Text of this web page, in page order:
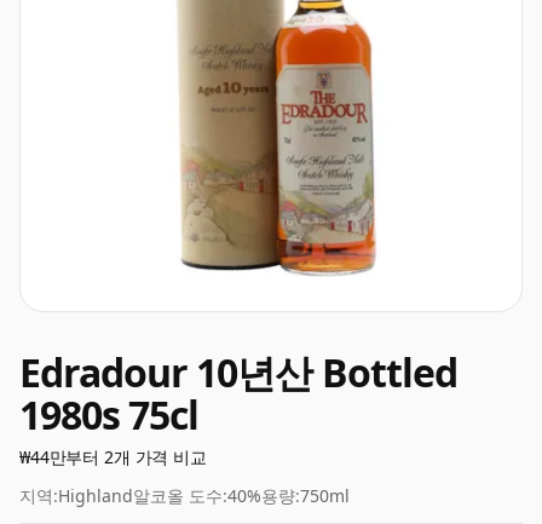
Edradour 10년산 Bottled
1980s 75cl
₩44만부터 2개 가격 비교
지역:Highland알코올 도수:40%용량:750ml